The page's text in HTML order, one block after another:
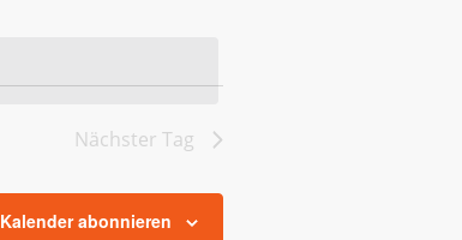
Nächster Tag
Kalender abonnieren